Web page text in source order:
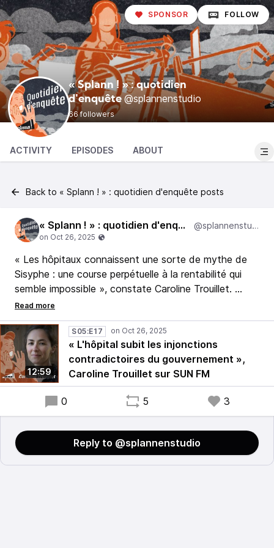
« Splann ! » : quotidien
d'enquête @splannenstudio
66 followers
SPONSOR FOLLOW
ACTIVITY EPISODES ABOUT
Back to « Splann ! » : quotidien d'enquête posts
« Splann ! » : quotidien d'enquête @splannenstudio
« Les hôpitaux connaissent une sorte de mythe de
Sisyphe : une course perpétuelle à la rentabilité qui
semble impossible », constate Caroline Trouillet.
Alors que le budget de la sécu s'apprête à être
discuté à l'Assemblée, notre journaliste rend compte
de son enquête sur les établissements bretons au
micro de SUN.
12:59
S05:E17
« L'hôpital subit les injonctions
contradictoires du gouvernement »,
Caroline Trouillet sur SUN FM
0 5 3
Reply to @splannenstudio